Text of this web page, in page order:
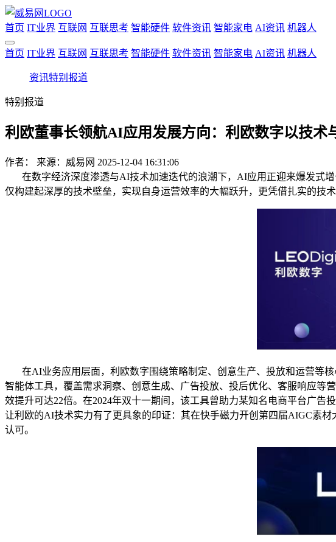
首页 IT业界 互联网 互联思考 智能硬件 软件资讯 智能家电 AI资讯 机器人
首页 IT业界 互联网 互联思考 智能硬件 软件资讯 智能家电 AI资讯 机器人
资讯特别报道
特别报道
利欧董事长领航AI应用发展方向：利欧数字以技术
作者： 来源：威易网 2025-12-04 16:31:06
在数字经济深度渗透与AI技术加速迭代的浪潮下，AI应用正迎来爆发式
仅构建起深厚的技术壁垒，实现自身运营效率的大幅跃升，更凭借扎实的技
在AI业务应用层面，利欧数字围绕策略制定、创意生产、投放和运营等
智能体工具，覆盖需求洞察、创意生成、广告投放、投后优化、客服响应等
效提升可达22倍。在2024年双十一期间，该工具曾助力某知名电商平台广
让利欧的AI技术实力有了更具象的印证：其在快手磁力开创第四届AIGC素
认可。